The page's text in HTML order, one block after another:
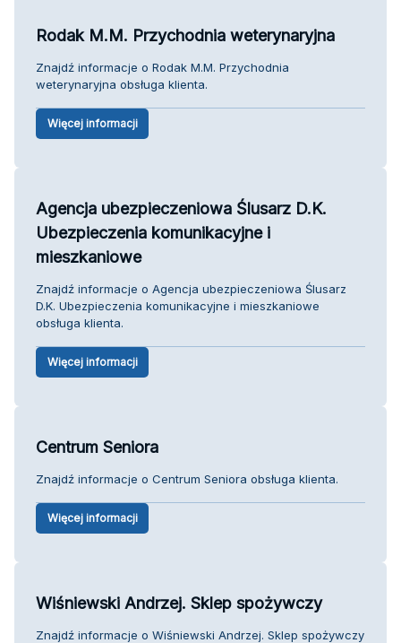
Rodak M.M. Przychodnia weterynaryjna
Znajdź informacje o Rodak M.M. Przychodnia
weterynaryjna obsługa klienta.
Więcej informacji
Agencja ubezpieczeniowa Ślusarz D.K.
Ubezpieczenia komunikacyjne i
mieszkaniowe
Znajdź informacje o Agencja ubezpieczeniowa Ślusarz
D.K. Ubezpieczenia komunikacyjne i mieszkaniowe
obsługa klienta.
Więcej informacji
Centrum Seniora
Znajdź informacje o Centrum Seniora obsługa klienta.
Więcej informacji
Wiśniewski Andrzej. Sklep spożywczy
Znajdź informacje o Wiśniewski Andrzej. Sklep spożywczy